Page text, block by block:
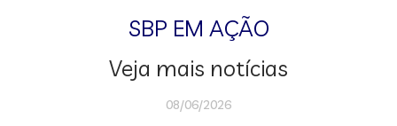
SBP EM AÇÃO
Veja mais notícias
08/06/2026